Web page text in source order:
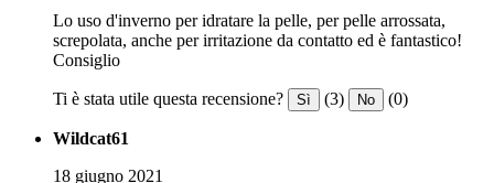
Lo uso d'inverno per idratare la pelle, per pelle arrossata,
screpolata, anche per irritazione da contatto ed è fantastico!
Consiglio
Ti è stata utile questa recensione? Sì (3) No (0)
Wildcat61
18 giugno 2021